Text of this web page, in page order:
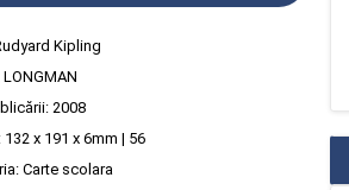
Kipling
LONGMAN
2008
x 191 x 6mm | 56
Carte scolara